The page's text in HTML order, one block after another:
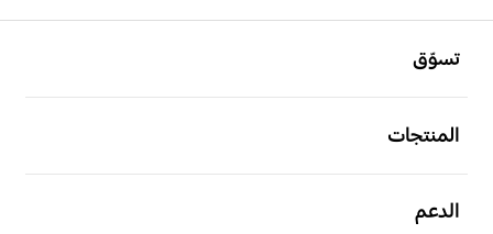
تسوّق
المنتجات
الدعم